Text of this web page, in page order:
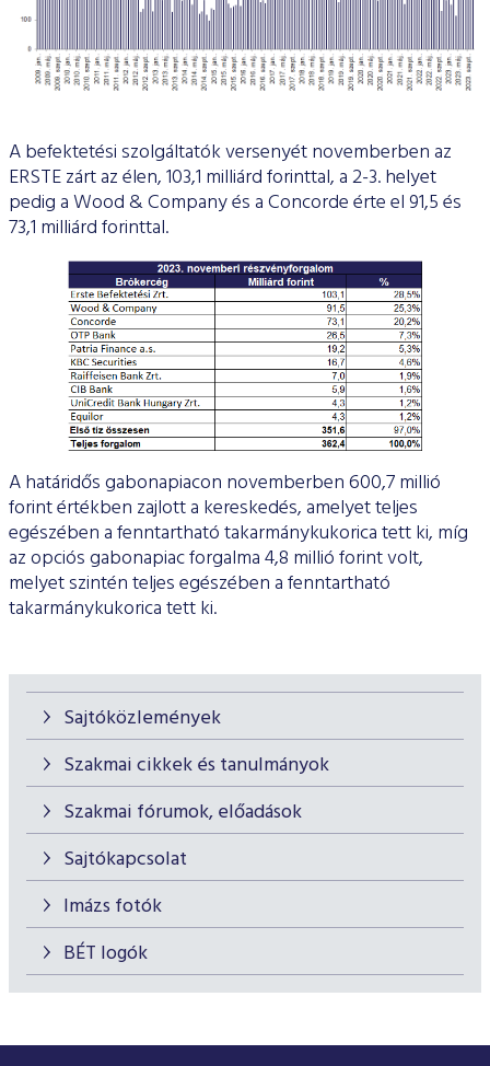
Sajtóközlemények
Szakmai cikkek és tanulmányok
Szakmai fórumok, előadások
Sajtókapcsolat
Imázs fotók
BÉT logók
A befektetési szolgáltatók versenyét novemberben az
ERSTE zárt az élen, 103,1 milliárd forinttal, a 2-3. helyet
pedig a Wood & Company és a Concorde érte el 91,5 és
73,1 milliárd forinttal.
A határidős gabonapiacon novemberben 600,7 millió
forint értékben zajlott a kereskedés, amelyet teljes
egészében a fenntartható takarmánykukorica tett ki, míg
az opciós gabonapiac forgalma 4,8 millió forint volt,
melyet szintén teljes egészében a fenntartható
takarmánykukorica tett ki.